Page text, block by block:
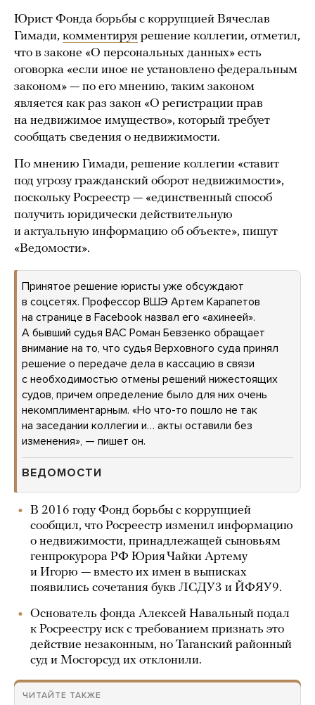
Юрист Фонда борьбы с коррупцией Вячеслав
Гимади, комментируя решение коллегии, отметил,
что в законе «О персональных данных» есть
оговорка «если иное не установлено федеральным
законом» — по его мнению, таким законом
является как раз закон «О регистрации прав
на недвижимое имущество», который требует
сообщать сведения о недвижимости.
По мнению Гимади, решение коллегии «ставит
под угрозу гражданский оборот недвижимости»,
поскольку Росреестр — «единственный способ
получить юридически действительную
и актуальную информацию об объекте», пишут
«Ведомости».
Принятое решение юристы уже обсуждают
в соцсетях. Профессор ВШЭ Артем Карапетов
на странице в Facebook назвал его «ахинеей».
А бывший судья ВАС Роман Бевзенко обращает
внимание на то, что судья Верховного суда принял
решение о передаче дела в кассацию в связи
с необходимостью отмены решений нижестоящих
судов, причем определение было для них очень
некомплиментарным. «Но что-то пошло не так
на заседании коллегии и… акты оставили без
изменения», — пишет он.
ВЕДОМОСТИ
В 2016 году Фонд борьбы с коррупцией
сообщил, что Росреестр изменил информацию
о недвижимости, принадлежащей сыновьям
генпрокурора РФ Юрия Чайки Артему
и Игорю — вместо их имен в выписках
появились сочетания букв ЛСДУ3 и ЙФЯУ9.
Основатель фонда Алексей Навальный подал
к Росреестру иск с требованием признать это
действие незаконным, но Таганский районный
суд и Мосгорсуд их отклонили.
ЧИТАЙТЕ ТАКЖЕ